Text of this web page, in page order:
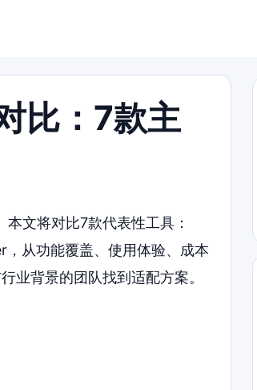
比：7款主
文将对比7款代表性工具：
从功能覆盖、使用体验、成本
业背景的团队找到适配方案。